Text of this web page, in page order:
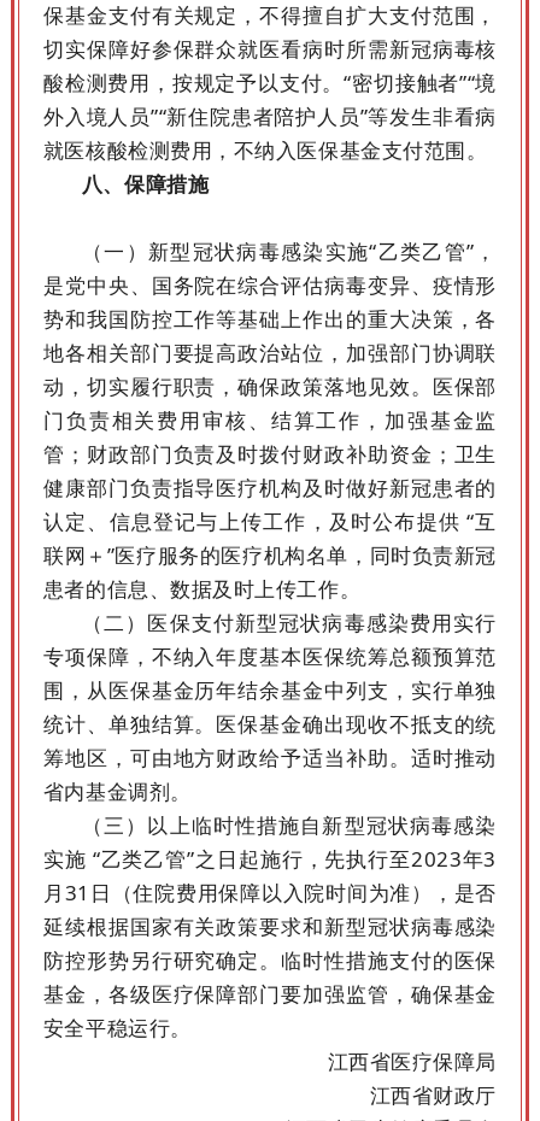
保基金支付有关规定，不得擅自扩大支付范围，
切实保障好参保群众就医看病时所需新冠病毒核
酸检测费用，按规定予以支付。“密切接触者”“境
外入境人员”“新住院患者陪护人员”等发生非看病
就医核酸检测费用，不纳入医保基金支付范围。
八、保障措施
（一）新型冠状病毒感染实施“乙类乙管”，
是党中央、国务院在综合评估病毒变异、疫情形
势和我国防控工作等基础上作出的重大决策，各
地各相关部门要提高政治站位，加强部门协调联
动，切实履行职责，确保政策落地见效。医保部
门负责相关费用审核、结算工作，加强基金监
管；财政部门负责及时拨付财政补助资金；卫生
健康部门负责指导医疗机构及时做好新冠患者的
认定、信息登记与上传工作，及时公布提供 “互
联网＋”医疗服务的医疗机构名单，同时负责新冠
患者的信息、数据及时上传工作。
（二）医保支付新型冠状病毒感染费用实行
专项保障，不纳入年度基本医保统筹总额预算范
围，从医保基金历年结余基金中列支，实行单独
统计、单独结算。医保基金确出现收不抵支的统
筹地区，可由地方财政给予适当补助。适时推动
省内基金调剂。
（三）以上临时性措施自新型冠状病毒感染
实施 “乙类乙管”之日起施行，先执行至2023年3
月31日（住院费用保障以入院时间为准），是否
延续根据国家有关政策要求和新型冠状病毒感染
防控形势另行研究确定。临时性措施支付的医保
基金，各级医疗保障部门要加强监管，确保基金
安全平稳运行。
江西省医疗保障局
江西省财政厅